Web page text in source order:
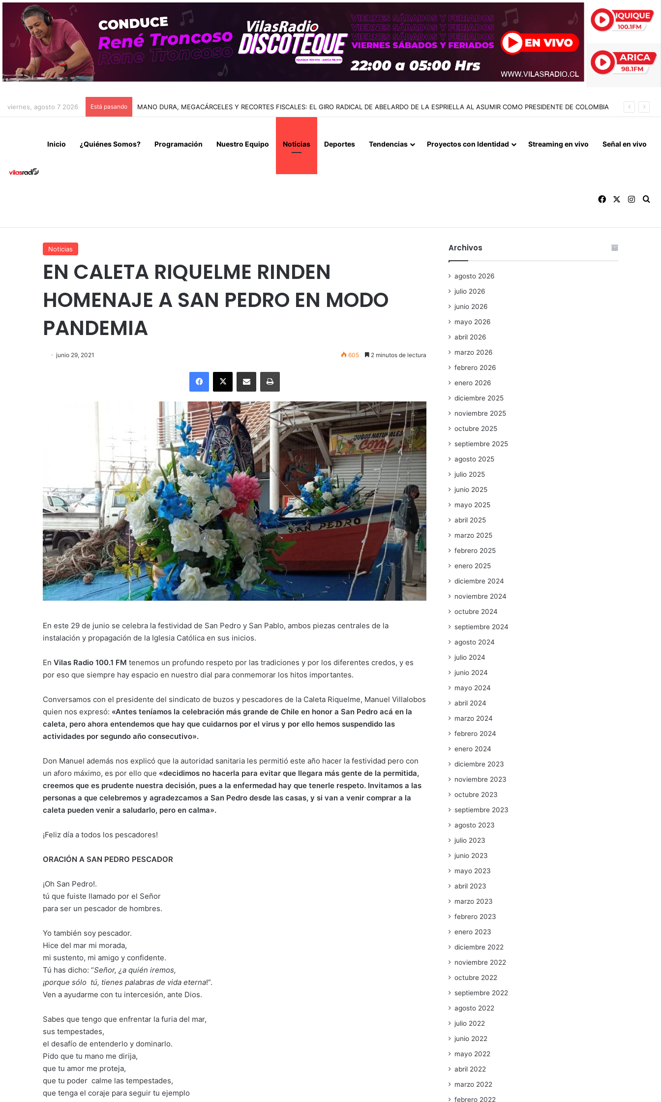
viernes, agosto 7 2026 Está pasando DEPORTES IQUIQUE VISITA A COBRELOA: EL LÍDER ABSOLUTO DE LA LIGA DE ASCENSO 2026
Inicio ¿Quiénes Somos? Programación Nuestro Equipo Noticias Deportes Tendencias Proyectos con Identidad Streaming en vivo Señal en vivo
Facebook
Noticias
EN CALETA RIQUELME RINDEN
HOMENAJE A SAN PEDRO EN MODO
PANDEMIA
junio 29, 2021 605 2 minutos de lectura
Facebook
X Enviar vía email Imprimir
En este 29 de junio se celebra la festividad de San Pedro y San Pablo, ambos piezas centrales de la
instalación y propagación de la Iglesia Católica en sus inicios.
En Vilas Radio 100.1 FM tenemos un profundo respeto por las tradiciones y por los diferentes credos, y es
por eso que siempre hay espacio en nuestro dial para conmemorar los hitos importantes.
Conversamos con el presidente del sindicato de buzos y pescadores de la Caleta Riquelme, Manuel Villalobos
quien nos expresó: «Antes teníamos la celebración más grande de Chile en honor a San Pedro acá en la
caleta, pero ahora entendemos que hay que cuidarnos por el virus y por ello hemos suspendido las
actividades por segundo año consecutivo».
Don Manuel además nos explicó que la autoridad sanitaria les permitió este año hacer la festividad pero con
un aforo máximo, es por ello que «decidimos no hacerla para evitar que llegara más gente de la permitida,
creemos que es prudente nuestra decisión, pues a la enfermedad hay que tenerle respeto. Invitamos a las
personas a que celebremos y agradezcamos a San Pedro desde las casas, y si van a venir comprar a la
caleta pueden venir a saludarlo, pero en calma».
¡Feliz día a todos los pescadores!
ORACIÓN A SAN PEDRO PESCADOR
¡Oh San Pedro!.
tú que fuiste llamado por el Señor
para ser un pescador de hombres.
Yo también soy pescador.
Hice del mar mi morada,
mi sustento, mi amigo y confidente.
Tú has dicho: “Señor, ¿a quién iremos,
¡porque sólo tú, tienes palabras de vida eterna!”.
Ven a ayudarme con tu intercesión, ante Dios.
Sabes que tengo que enfrentar la furia del mar,
sus tempestades,
el desafío de entenderlo y dominarlo.
Pido que tu mano me dirija,
que tu amor me proteja,
que tu poder calme las tempestades,
que tenga el coraje para seguir tu ejemplo
Archivos
agosto 2026
julio 2026
junio 2026
mayo 2026
abril 2026
marzo 2026
febrero 2026
enero 2026
diciembre 2025
noviembre 2025
octubre 2025
septiembre 2025
agosto 2025
julio 2025
junio 2025
mayo 2025
abril 2025
marzo 2025
febrero 2025
enero 2025
diciembre 2024
noviembre 2024
octubre 2024
septiembre 2024
agosto 2024
julio 2024
junio 2024
mayo 2024
abril 2024
marzo 2024
febrero 2024
enero 2024
diciembre 2023
noviembre 2023
octubre 2023
septiembre 2023
agosto 2023
julio 2023
junio 2023
mayo 2023
abril 2023
marzo 2023
febrero 2023
enero 2023
diciembre 2022
noviembre 2022
octubre 2022
septiembre 2022
agosto 2022
julio 2022
junio 2022
mayo 2022
abril 2022
marzo 2022
febrero 2022